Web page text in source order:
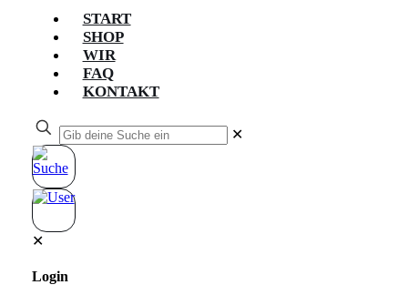
START
SHOP
WIR
FAQ
KONTAKT
✕
✕
Login